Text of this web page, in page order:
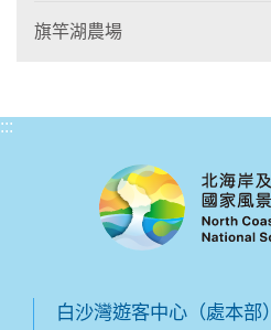
旗竿湖農場
:::
白沙灣遊客中心（處本部）